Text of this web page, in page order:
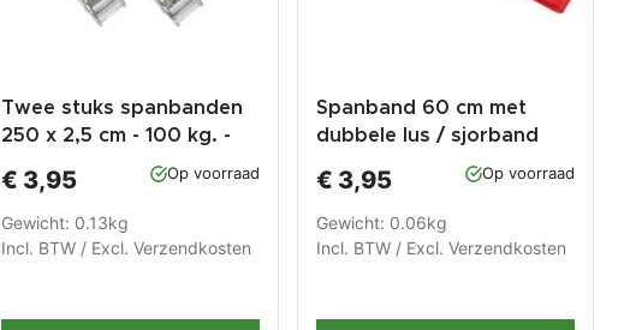
Twee stuks spanbanden
250 x 2,5 cm - 100 kg. -
met aluminium gesp. -
trekbanden 250 cm
€ 3,95 Op voorraad
Gewicht: 0.13kg
Incl. BTW / Excl.Verzendkosten
Spanband 60 cm met
dubbele lus / sjorband
zonder ijzeren haken
€ 3,95 Op voorraad
Gewicht: 0.06kg
Incl. BTW / Excl.Verzendkosten